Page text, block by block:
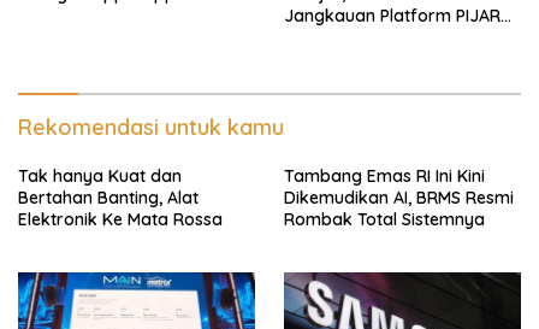
Jangkauan Platform PIJAR
Rekomendasi untuk kamu
Tak hanya Kuat dan
Bertahan Banting, Alat
Elektronik Ke Mata Rossa
Tambang Emas RI Ini Kini
Dikemudikan AI, BRMS Resmi
Rombak Total Sistemnya